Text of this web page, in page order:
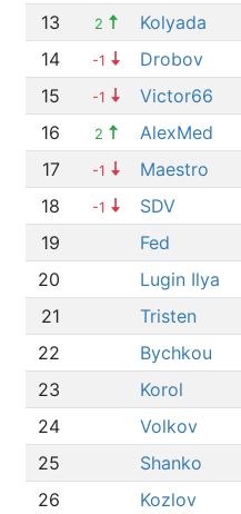
13 2 Kolyada
14 -1 Drobov
15
-1 Victor66
16
2 AlexMed
17 -1 Maestro
18
-1 SDV
19
Fed
20
Lugin Ilya
21
Tristen
22
Bychkou
23
Korol
24
Volkov
25
Shanko
26
Kozlov